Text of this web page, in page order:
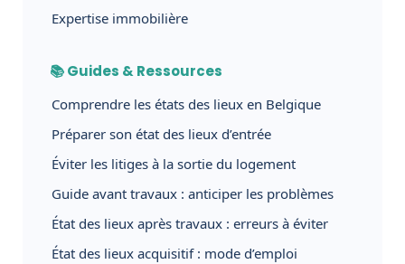
Expertise immobilière
📚 Guides & Ressources
Comprendre les états des lieux en Belgique
Préparer son état des lieux d’entrée
Éviter les litiges à la sortie du logement
Guide avant travaux : anticiper les problèmes
État des lieux après travaux : erreurs à éviter
État des lieux acquisitif : mode d’emploi